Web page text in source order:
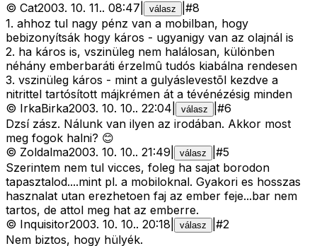
© Cat2003. 10. 11.. 08:47 válasz #8
1. ahhoz tul nagy pénz van a mobilban, hogy
bebizonyítsák hogy káros - ugyanigy van az olajnál is
2. ha káros is, vszinüleg nem halálosan, különben
néhány emberbaráti érzelmû tudós kiabálna rendesen
3. vszinüleg káros - mint a gulyáslevestõl kezdve a
nitrittel tartósított májkrémen át a tévénézésig minden
© IrkaBirka2003. 10. 10.. 22:04 válasz #6
Dzsí zász. Nálunk van ilyen az irodában. Akkor most
meg fogok halni? 😊
© Zoldalma2003. 10. 10.. 21:49 válasz #5
Szerintem nem tul vicces, foleg ha sajat borodon
tapasztalod....mint pl. a mobiloknal. Gyakori es hosszas
hasznalat utan erezhetoen faj az ember feje...bar nem
tartos, de attol meg hat az emberre.
© Inquisitor2003. 10. 10.. 20:18 válasz #2
Nem biztos, hogy hülyék.